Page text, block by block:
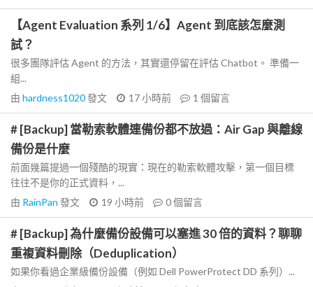
【Agent Evaluation 系列 1/6】Agent 到底該怎麼測
試？
很多團隊評估 Agent 的方法，其實還停留在評估 Chatbot。 準備一
組...
由 hardness1020發文 17 小時前 1 個留言
# [Backup] 當勒索軟體連備份都不放過：Air Gap 與離線
備份是什麼
前面幾篇提過一個殘酷的現實：現在的勒索軟體攻擊，第一個目標
往往不是你的正式資料，...
由 RainPan 發文 19 小時前 0個留言
# [Backup] 為什麼備份設備可以塞進 30 倍的資料？聊聊
重複資料刪除（Deduplication）
如果你看過企業級備份設備（例如 Dell PowerProtect DD 系列）...